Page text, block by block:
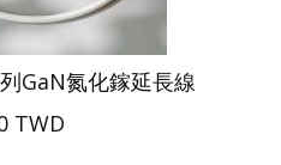
GaN氮化鎵延長線
TWD